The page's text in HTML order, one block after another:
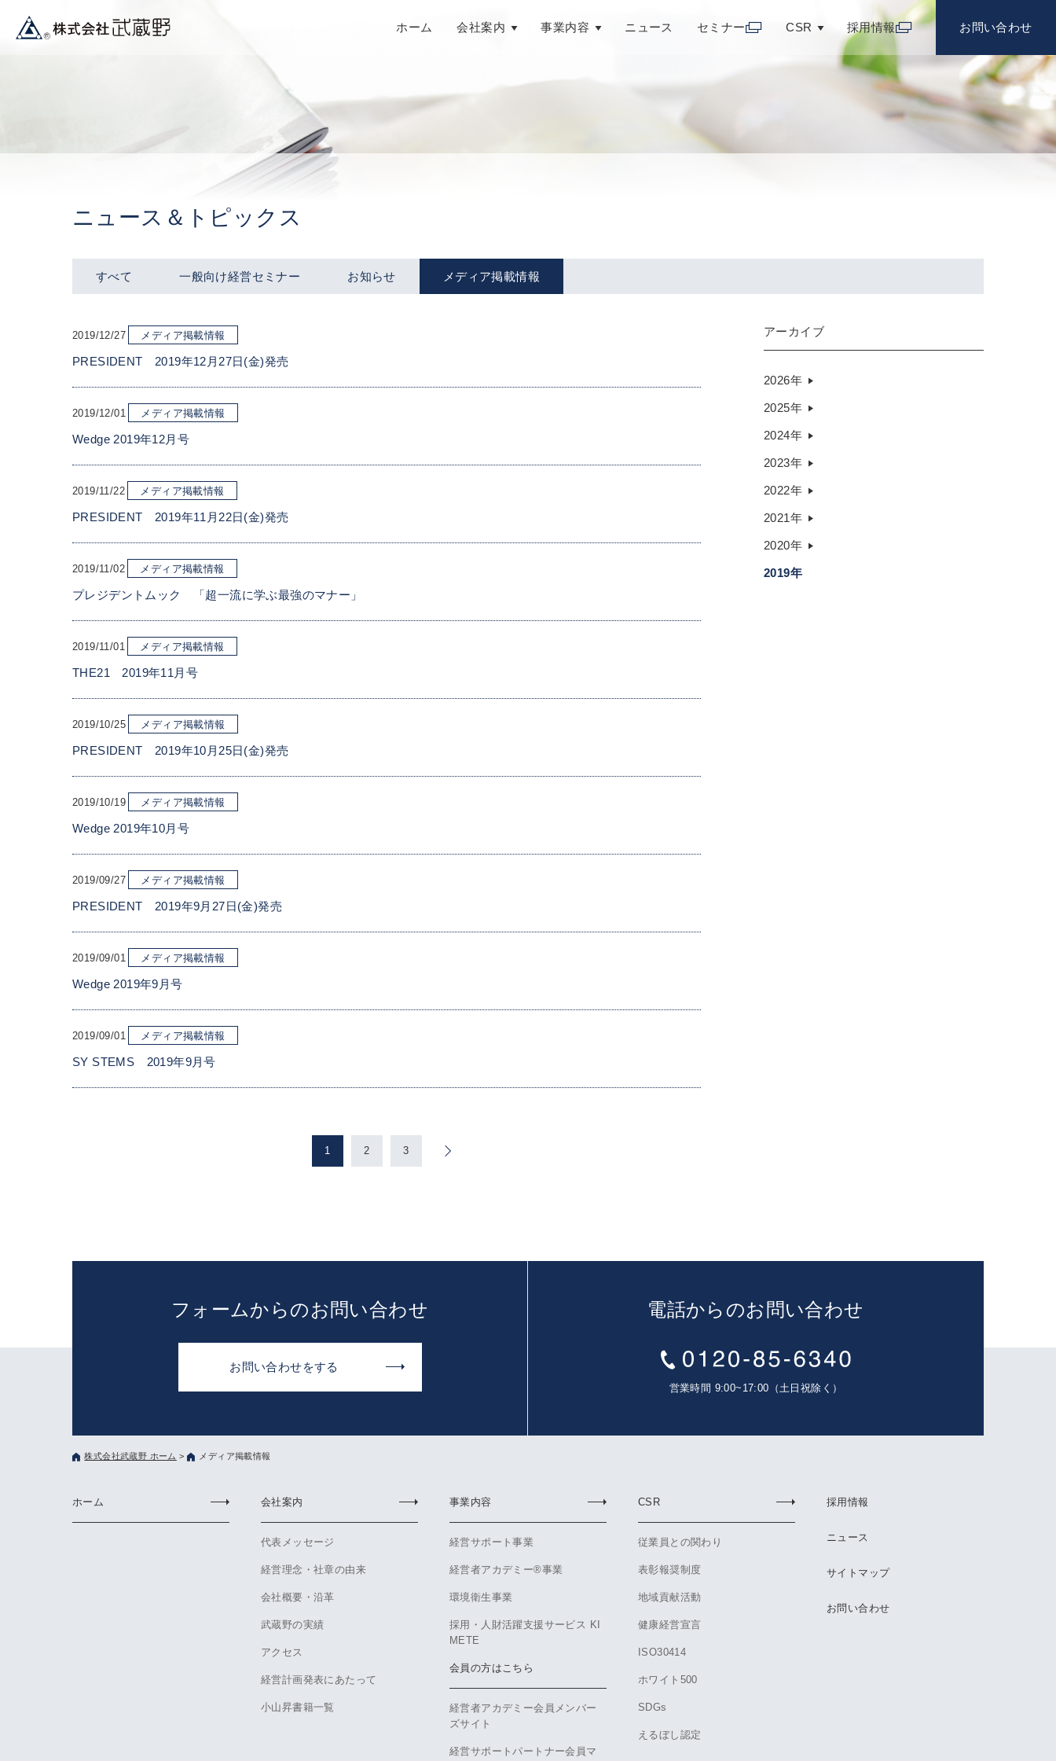
ホーム 会社案内 事業内容 ニュース セミナー CSR 採用情報 お問い合わせ
ニュース＆トピックス
すべて 一般向け経営セミナー お知らせ メディア掲載情報
2019/12/27 メディア掲載情報
PRESIDENT 2019年12月27日(金)発売
2019/12/01 メディア掲載情報
Wedge 2019年12月号
2019/11/22 メディア掲載情報
PRESIDENT 2019年11月22日(金)発売
2019/11/02 メディア掲載情報
プレジデントムック 「超一流に学ぶ最強のマナー」
2019/11/01 メディア掲載情報
THE21 2019年11月号
2019/10/25 メディア掲載情報
PRESIDENT 2019年10月25日(金)発売
2019/10/19 メディア掲載情報
Wedge 2019年10月号
2019/09/27 メディア掲載情報
PRESIDENT 2019年9月27日(金)発売
2019/09/01 メディア掲載情報
Wedge 2019年9月号
2019/09/01 メディア掲載情報
SY STEMS 2019年9月号
1 2 3
アーカイブ
2026年
2025年
2024年
2023年
2022年
2021年
2020年
2019年
フォームからのお問い合わせ
お問い合わせをする
電話からのお問い合わせ
営業時間 9:00~17:00（土日祝除く）
株式会社武蔵野 ホーム > メディア掲載情報
ホーム 会社案内
代表メッセージ
経営理念・社章の由来
会社概要・沿革
武蔵野の実績
アクセス
経営計画発表にあたって
小山昇書籍一覧
事業内容
経営サポート事業
経営者アカデミー®事業
環境衛生事業
採用・人財活躍支援サービス KI
METE
会員の方はこちら
経営者アカデミー会員メンバー
ズサイト
経営サポートパートナー会員マ
CSR
従業員との関わり
表彰報奨制度
地域貢献活動
健康経営宣言
ISO30414
ホワイト500
SDGs
えるぼし認定
採用情報
ニュース
サイトマップ
お問い合わせ